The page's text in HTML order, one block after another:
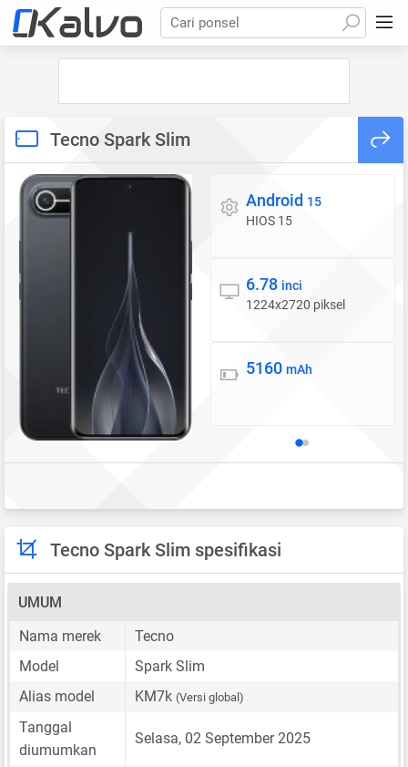
Cari ponsel
Tecno Spark Slim
Sistem operasi
Android 15
HIOS 15
Layar
6.78 inci
1224x2720 piksel
Baterai
5160 mAh
Tecno Spark Slim spesifikasi
UMUM
Nama merek
Tecno
Model
Spark Slim
Alias model
KM7k (Versi global)
Tanggal
diumumkan
Selasa, 02 September 2025